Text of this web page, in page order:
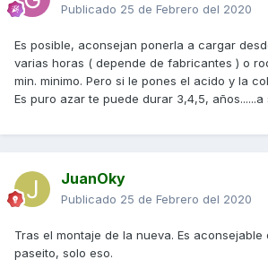
Publicado 25 de Febrero del 2020
Es posible, aconsejan ponerla a cargar
varias horas ( depende de fabricantes ) o
min. minimo. Pero si le pones el acido y la
Es puro azar te puede durar 3,4,5, años......a
JuanOky
Publicado 25 de Febrero del 2020
Tras el montaje de la nueva. Es aconsejable
paseito, solo eso.